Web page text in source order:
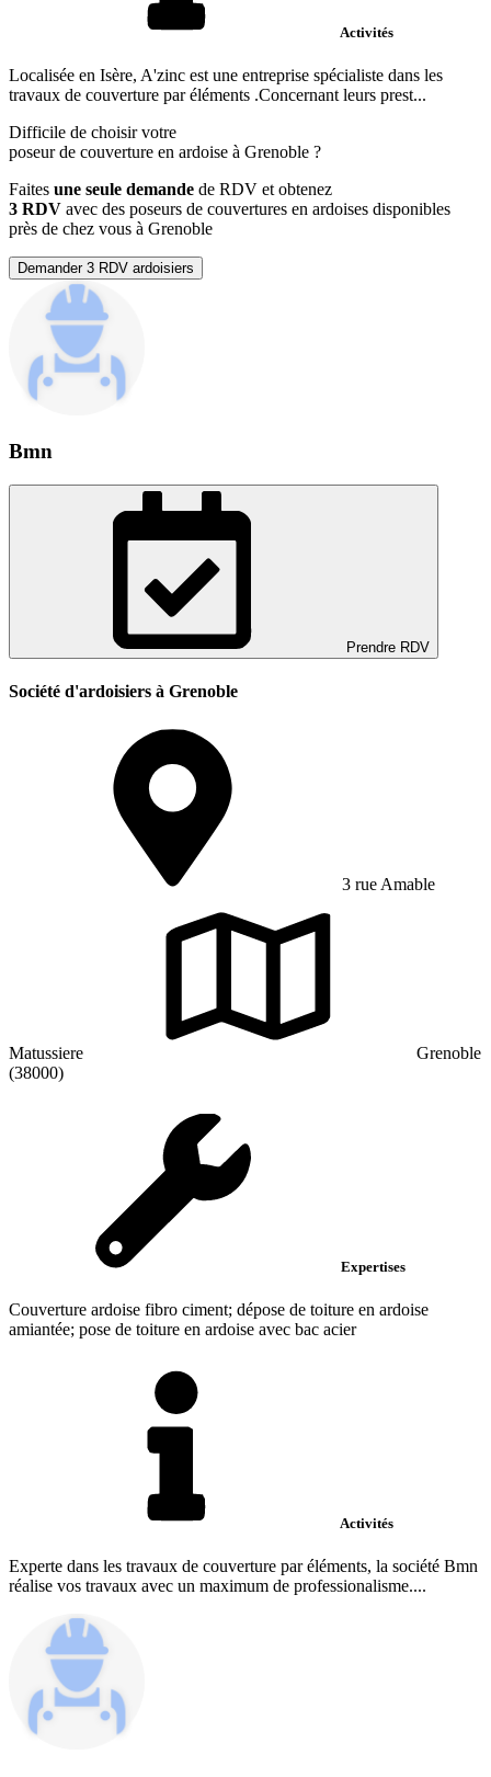
Activités
Localisée en Isère, A'zinc est une entreprise spécialiste dans les
travaux de couverture par éléments .Concernant leurs prest...
Difficile de choisir votre
poseur de couverture en ardoise à Grenoble ?
Faites une seule demande de RDV et obtenez
3 RDV avec des poseurs de couvertures en ardoises disponibles
près de chez vous à Grenoble
Demander 3 RDV ardoisiers
Bmn
Prendre RDV
Société d'ardoisiers à Grenoble
3 rue Amable
Matussiere
Grenoble
(38000)
Expertises
Couverture ardoise fibro ciment; dépose de toiture en ardoise
amiantée; pose de toiture en ardoise avec bac acier
Activités
Experte dans les travaux de couverture par éléments, la société Bmn
réalise vos travaux avec un maximum de professionalisme....